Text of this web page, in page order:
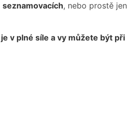
seznamovacích, nebo prostě jen
je v plné síle a vy můžete být při